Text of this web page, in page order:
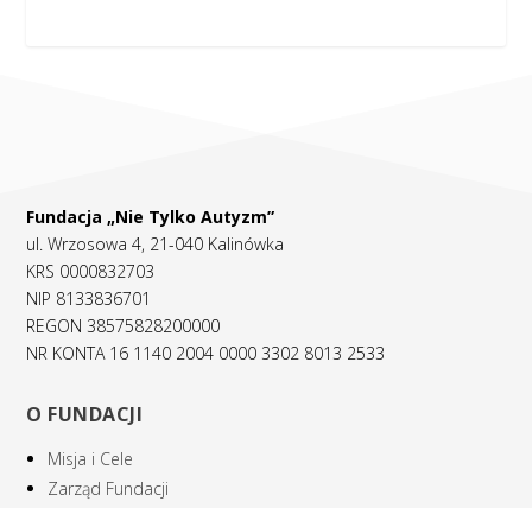
Fundacja „Nie Tylko Autyzm”
ul. Wrzosowa 4, 21-040 Kalinówka
KRS 0000832703
NIP 8133836701
REGON 38575828200000
NR KONTA 16 1140 2004 0000 3302 8013 2533
O FUNDACJI
Misja i Cele
Zarząd Fundacji